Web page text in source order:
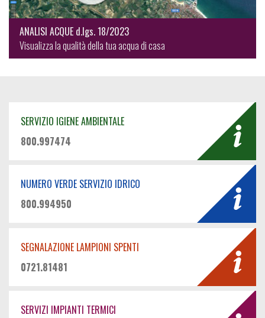
ANALISI ACQUE d.lgs. 18/2023
Visualizza la qualità della tua acqua di casa
SERVIZIO IGIENE AMBIENTALE
800.997474
NUMERO VERDE SERVIZIO IDRICO
800.994950
SEGNALAZIONE LAMPIONI SPENTI
0721.81481
SERVIZI IMPIANTI TERMICI